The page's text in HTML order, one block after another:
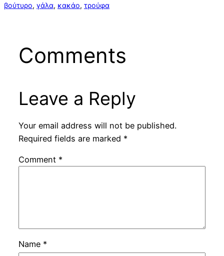
βούτυρο, γάλα, κακάο, τρούφα
Comments
Leave a Reply
Your email address will not be published.
Required fields are marked *
Comment *
Name *